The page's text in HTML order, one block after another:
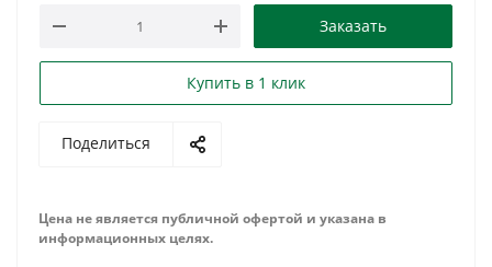
Заказать
Купить в 1 клик
Поделиться
Цена не является публичной офертой и указана в
информационных целях.